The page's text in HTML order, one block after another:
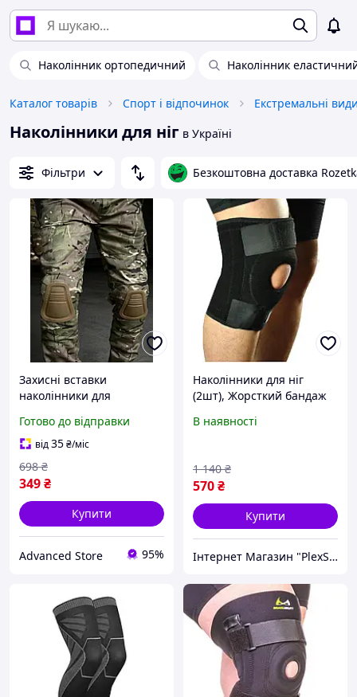
Наколінник ортопедичний Наколінник
Каталог товарів Спорт і відпочинок Екстремальні
Наколінники для ніг в Україні
Фільтри Безкоштовна доставка
Захисні вставки
наколінники для
штанів, гнучкі та
зносостійкі
Готово до відправки
від35₴/міс
349₴
698 ₴
Купити
Advanced Store 95%
Наколінники для ніг
(2шт), Жорсткий бандаж
еластичний, Динамічний
В наявності
570₴
1 140 ₴
Купити
Інтернет Магазин "PlexStore"